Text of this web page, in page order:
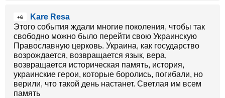
+6
Kare Resa
Этого события ждали многие поколения, чтобы так
свободно можно было перейти свою Украинскую
Православную церковь. Украина, как государство
возрождается, возвращается язык, вера,
возвращается историческая память, история,
украинские герои, которые боролись, погибали, но
верили, что такой день настанет. Светлая им всем
память